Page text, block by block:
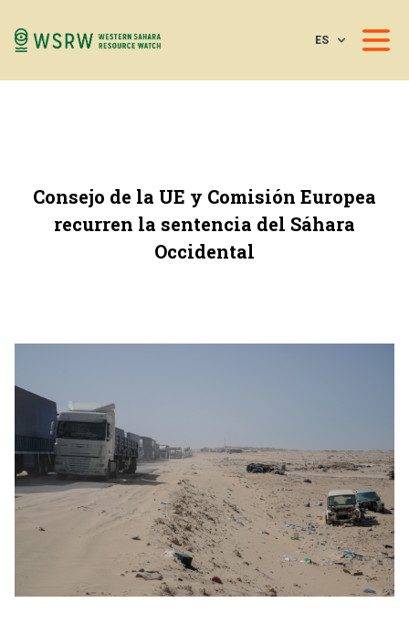
ES
Consejo de la UE y Comisión Europea
recurren la sentencia del Sáhara
Occidental